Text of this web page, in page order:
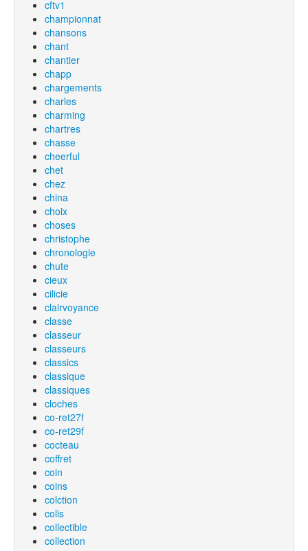
cftv1
championnat
chansons
chant
chantier
chapp
chargements
charles
charming
chartres
chasse
cheerful
chet
chez
china
choix
choses
christophe
chronologie
chute
cieux
cilicie
clairvoyance
classe
classeur
classeurs
classics
classique
classiques
cloches
co-ret27f
co-ret29f
cocteau
coffret
coin
coins
colction
colis
collectible
collection